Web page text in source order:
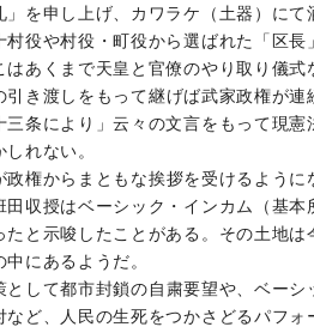
」を申し上げ、カワラケ（土器）に
村役や村役・町役から選ばれた「区
はあくまで天皇と官僚のやり取り儀式
引き渡しをもって継げば武家政権が
三条により」云々の文言をもって現
れない。
政権からまともな挨拶を受けるよう
田収授はベーシック・インカム（基
たと示唆したことがある。その土地
にあるようだ。
として都市封鎖の自粛要望や、ベー
など、人民の生死をつかさどるパフ